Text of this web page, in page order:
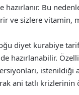
hazırlanır. Bu
ve sizlere vitamin,
diyet kurabiye
hazırlanabilir.
istenildiği
ani tatlı krizlerinin